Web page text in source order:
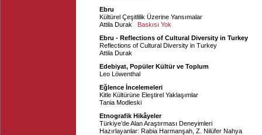
Ebru
Kültürel Çeşitlilik Üzerine Yansımalar
Attila Durak
Baskısı Yok
Ebru - Reflections of Cultural Diversity in Turkey
Reflections of Cultural Diversity in Turkey
Attila Durak
Edebiyat, Popüler Kültür ve Toplum
Leo Löwenthal
Eğlence İncelemeleri
Kitle Kültürüne Eleştirel Yaklaşımlar
Tania Modleski
Etnografik Hikâyeler
Türkiye’de Alan Araştırması Deneyimleri
Hazırlayanlar: Rabia Harmanşah Z. Nilüfer Nahya